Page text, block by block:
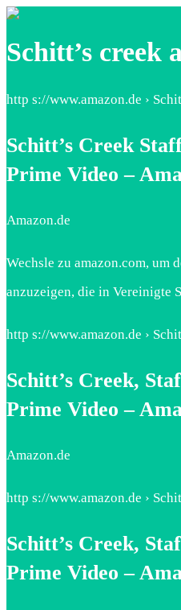
Schitt’s creek
http s://www.amazon.de ›
Schitt’s Creek
Prime Video –
Amazon.de
Wechsle zu amazon.com, um
anzuzeigen, die in Vereinigte
http s://www.amazon.de ›
Schitt’s Creek,
Prime Video –
Amazon.de
http s://www.amazon.de ›
Schitt’s Creek,
Prime Video –